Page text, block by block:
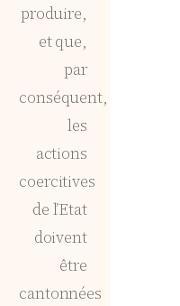
produire,
et que,
par
conséquent,
les
actions
coercitives
de l’Etat
doivent
être
cantonnées